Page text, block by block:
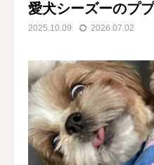
愛犬シーズーのプ
2025.10.09 2026.07.02
Lucu川口店
トリミング
ペットホテル
犬の幼稚園